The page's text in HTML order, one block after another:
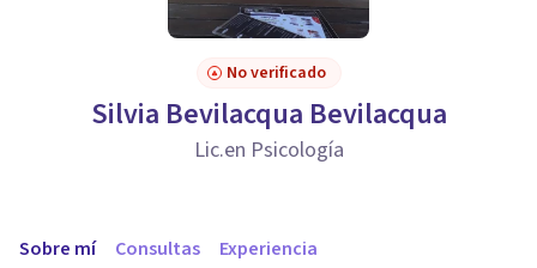
No verificado
Silvia Bevilacqua Bevilacqua
Lic.en Psicología
Sobre mí Consultas Experiencia